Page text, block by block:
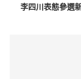
李四川表態參選